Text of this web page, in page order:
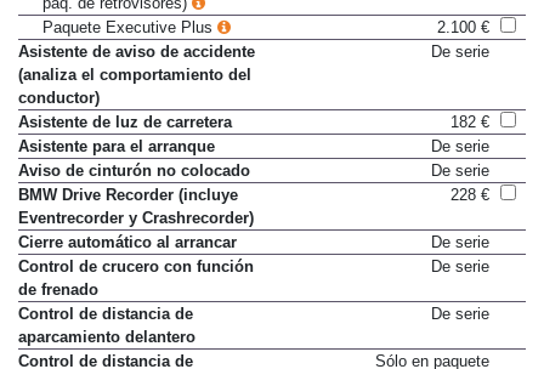
paq. de retrovisores)
Paquete Executive Plus
2.100 €
Asistente de aviso de accidente
(analiza el comportamiento del
conductor)
Asistente de luz de carretera
182 €
Asistente para el arranque
De serie
Aviso de cinturón no colocado
De serie
BMW Drive Recorder (incluye
Eventrecorder y Crashrecorder)
Cierre automático al arrancar
De serie
Control de crucero con función
de frenado
Control de distancia de
aparcamiento delantero